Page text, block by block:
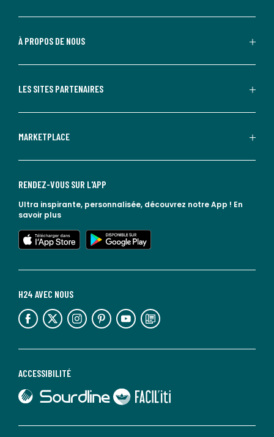
À PROPOS DE NOUS
LES SITES PARTENAIRES
MARKETPLACE
ACCESSIBILITÉ
lien vers Sourdline
lien vers Faciliti
H24 AVEC NOUS
lien vers l'espace réseaux sociaux lien vers l'espace réseaux sociaux lien vers l'espace réseaux sociaux lien vers l'espace réseaux sociaux lien vers l'espace réseaux sociaux lien vers le blog la redoute
RENDEZ-VOUS SUR L'APP
Ultra inspirante, personnalisée, découvrez notre App ! En
savoir plus
lien vers l'app store
lien vers google play